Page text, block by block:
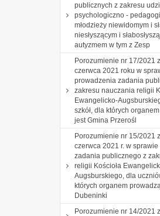
publicznych z zakresu
psychologiczno -
młodzieży niewidomym i
niesłyszącym i
autyzmem w tym z Zesp
Porozumienie nr 17/2021
czerwca 2021 roku w
prowadzenia zadania
zakresu nauczania religii
Ewangelicko-
szkół, dla których
jest Gmina Przerośl
Porozumienie nr 15/2021
czerwca 2021 r. w
zadania publicznego z
religii Kościoła
Augsburskiego, dla
których organem
Dubeninki
Porozumienie nr 14/2021